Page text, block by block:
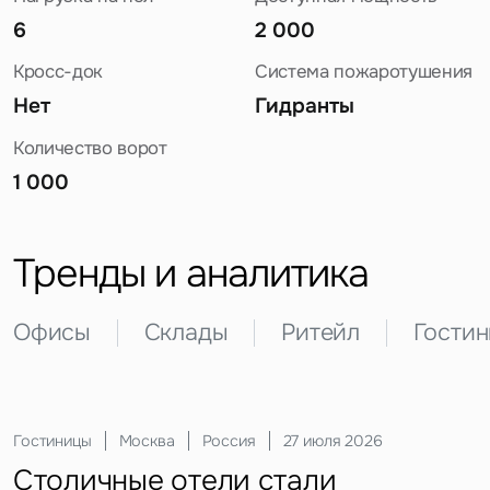
6 2 000
Кросс-док
Нет
Система пожаротушения
Гидранты
Количество ворот
1 000
Тренды и аналитика
Офисы Склады Ритейл
Склады Москва Россия 12 мая 2026
Стоимость строительства
Инвестиции Москва Россия 29 мая 2026
ЗПИФы недвижимости
Задайте свой вопрос
Предложение
Это обязательное поле